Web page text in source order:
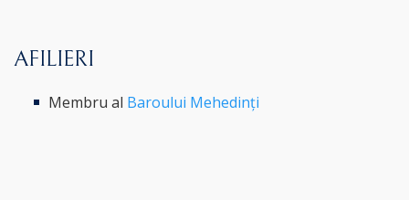
AFILIERI
Membru al Baroului Mehedinți